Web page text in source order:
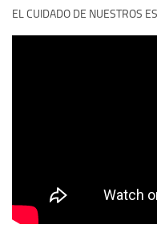
EL CUIDADO DE NUESTROS